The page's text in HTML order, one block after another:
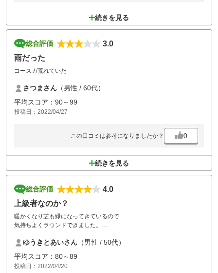
続きを見る
総合評価
3.0
雨だった
コースガ荒れていた
さつまさん （男性 / 60代）
平均スコア：90～99
投稿日：2022/04/27
この口コミは参考になりましたか？ 0
続きを見る
総合評価
4.0
上級者なのか？
暖かくなり芝も緑になってきているので
気持ちよくラウンドできました。
ボールマークが多いのが残念ですが
これはプレーヤーのマナーなので
仕方ないかもしれません。
高低差も少なくすごく回りやすいコースなので
ゆうきとあいさん （男性 / 50代）
平均スコア：80～89
投稿日：2022/04/20